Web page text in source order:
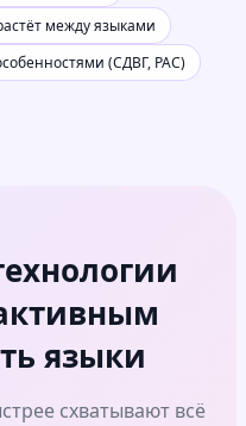
между языками
(СДВГ, РАС)
языки
схватывают всё